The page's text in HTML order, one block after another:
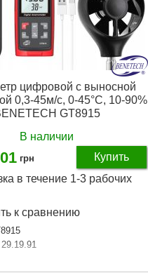
цифровой с выносной
0,3-45м/с, 0-45°C, 10-90%
GT8915
В наличии
грн
Купить
в течение 1-3 рабочих
к сравнению
29.19.91
Подробнее...